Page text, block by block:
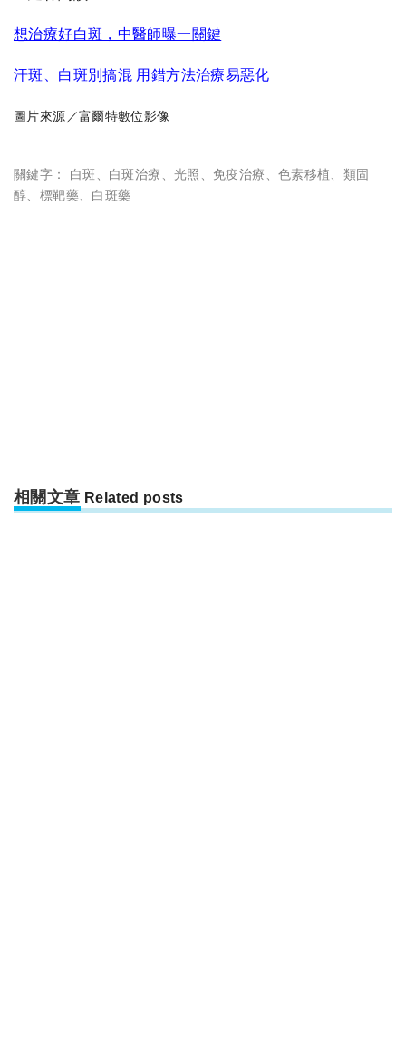
想治療好白斑，中醫師曝一關鍵
汗斑、白斑別搞混 用錯方法治療易惡化
圖片來源／富爾特數位影像
關鍵字： 白斑 、 白斑治療 、 光照 、 免疫治療 、 色素移植、 類固
醇、 標靶藥、 白斑藥
相關文章 Related posts